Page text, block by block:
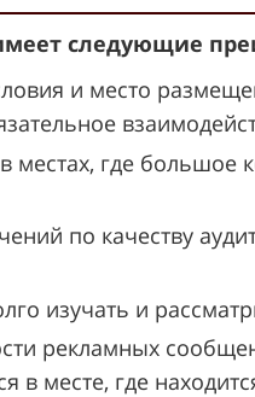
следующие
и место
местах, где большое
по качеству
изучать и
рекламных
в месте, где